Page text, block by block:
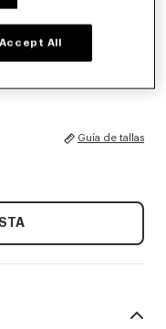
Guía de tallas
Accept All